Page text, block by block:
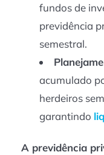
fundos de
previdência
semestral.
acumulado
herdeiros
garantindo
A previdência